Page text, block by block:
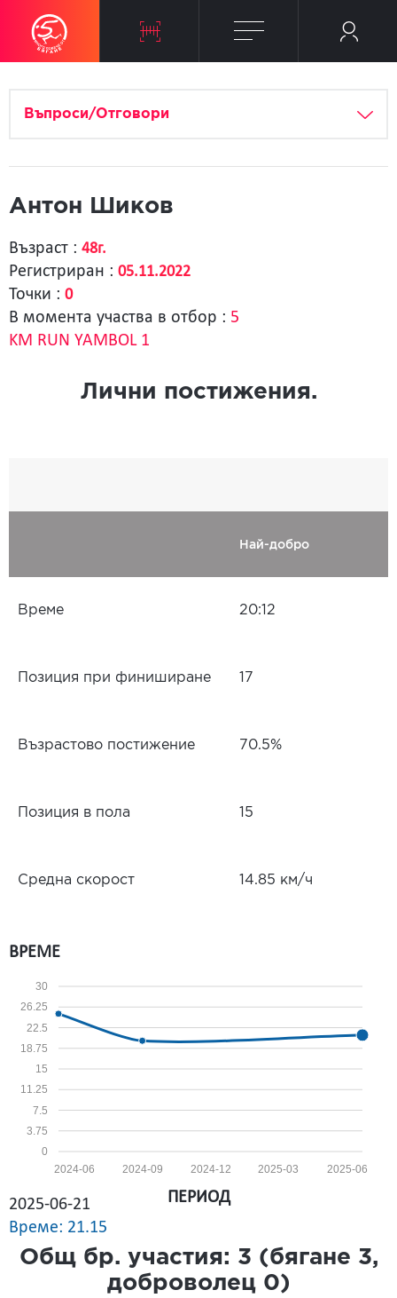
Въпроси/Отговори
Антон Шиков
Възраст : 48г.
Регистриран : 05.11.2022
Точки : 0
В момента участва в отбор : 5
KM RUN YAMBOL 1
Лични постижения.
Най-добро
Време 20:12
Позиция при финиширане 17
Възрастово постижение 70.5%
Позиция в пола 15
Средна скорост 14.85 км/ч
ВРЕМЕ
0
3.75
7.5
11.25
15
18.75
22.5
26.25
30
2025-06
2025-03
2024-12
2024-09
2024-06
2025-06-21
Време: 21.15
ПЕРИОД
Общ бр. участия: 3 (бягане 3,
доброволец 0)